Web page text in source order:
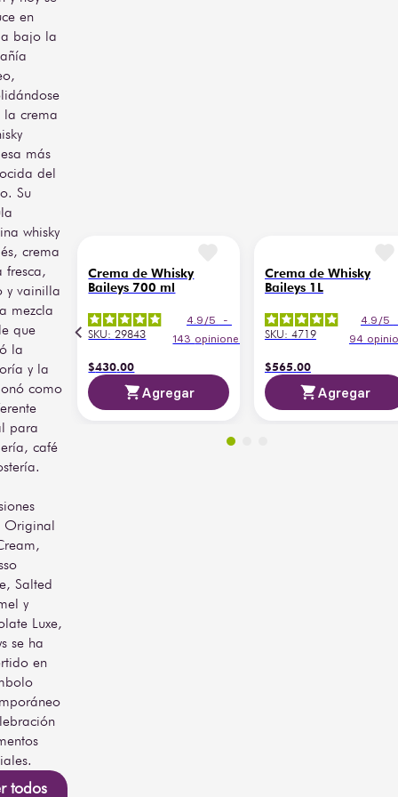
abundante hielo para
resaltar su cremosidad. Su
maridaje es versátil y
tentador: es el
acompañante perfecto
para un café espresso, el
aliado ideal de un brownie.
Características del
Grabado
Esta edición exclusiva
incluye la opción de
grabado personalizado
directamente en la botella,
permitiendo añadir hasta
15 caracteres en una sola
línea. Un detalle único que
convierte cada pieza en un
regalo memorable o en un
artículo ideal para
colección.
Sorprende a esa persona
especial con un obsequio
que perdura y destaca por
su toque personal.
en
bajo la
la crema
más
del
Su
whisky
crema
fresca,
y vainilla
mezcla
que
la
y la
como
para
café
Original
Salted
y
Luxe,
se ha
en
todos
Crema de Whisky
Baileys 700 ml
4.9 /5
-
143 opiniones
SKU:29843
$430.00
Agregar
Crema de Whisky
Baileys 1L
4.9 /5
94
SKU: 4719
$565.00
Agregar